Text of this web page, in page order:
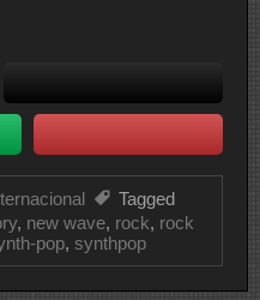
Tagged
, new wave, rock, rock
pop, synthpop